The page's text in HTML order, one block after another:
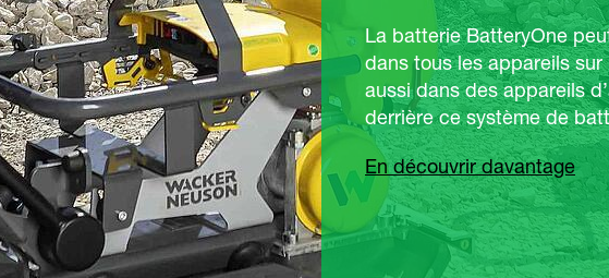
peut non seulement être utilisée
appareils sur batterie Wacker Neuson, mais
appareils d’autres fabricants. L'idée
système de batterie : une batterie pour tous.
davantage